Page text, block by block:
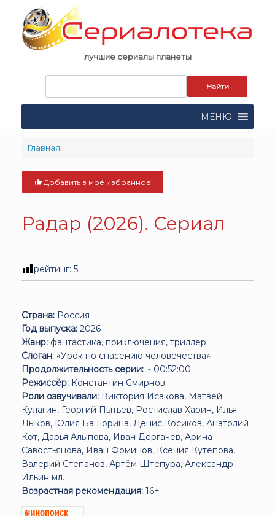
content
лучшие сериалы планеты
поиска:
МЕНЮ
Главная
Добавить в моё избранное
Радар (2026). Сериал
рейтинг: 5
Страна: Россия
Год выпуска: 2026
Жанр: фантастика, приключения, триллер
Слоган: «Урок по спасению человечества»
Продолжительность серии: ~ 00:52:00
Режиссёр: Константин Смирнов
Роли озвучивали: Виктория Исакова, Матвей
Кулагин, Георгий Пытьев, Ростислав Харин, Илья
Лыков, Юлия Башорина, Денис Косиков, Анатолий
Кот, Дарья Алыпова, Иван Дергачев, Арина
Савостьянова, Иван Фоминов, Ксения Кутепова,
Валерий Степанов, Артём Штепура, Александр
Ильин мл.
Возрастная рекомендация: 16+